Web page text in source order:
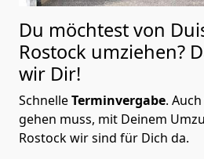
Du möchtest von
Rostock umziehen?
wir Dir!
SchnelleTerminvergabe.
gehen muss, mit Deinem
Rostock wir sind für Dich da.